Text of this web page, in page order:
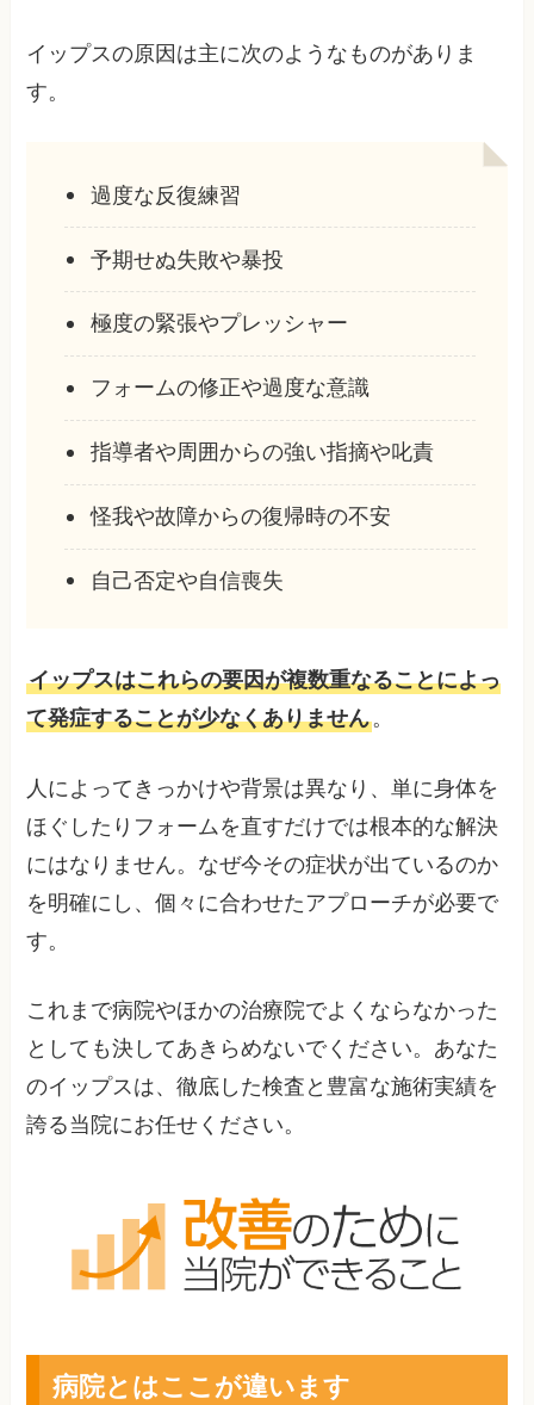
イップスの原因は主に次のようなものがありま
す。
過度な反復練習
予期せぬ失敗や暴投
極度の緊張やプレッシャー
フォームの修正や過度な意識
指導者や周囲からの強い指摘や叱責
怪我や故障からの復帰時の不安
自己否定や自信喪失
イップスはこれらの要因が複数重なることによっ
て発症することが少なくありません。
人によってきっかけや背景は異なり、単に身体を
ほぐしたりフォームを直すだけでは根本的な解決
にはなりません。なぜ今その症状が出ているのか
を明確にし、個々に合わせたアプローチが必要で
す。
これまで病院やほかの治療院でよくならなかった
としても決してあきらめないでください。あなた
のイップスは、徹底した検査と豊富な施術実績を
誇る当院にお任せください。
病院とはここが違います